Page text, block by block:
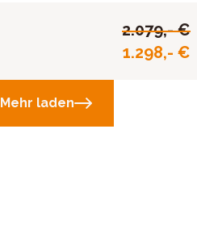
2.079,- €
1.298,- €
Mehr laden